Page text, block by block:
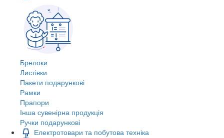
Брелоки
Листівки
Пакети подарункові
Рамки
Прапори
Інша сувенірна продукція
Ручки подарункові
Електротовари та побутова техніка